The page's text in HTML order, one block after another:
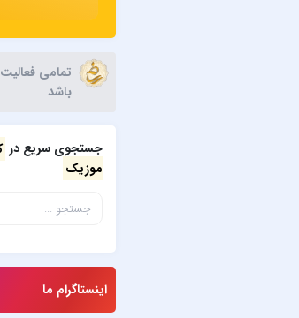
تمامی
باشد
جستجوی سریع در
موزیک
اینستاگرام ما